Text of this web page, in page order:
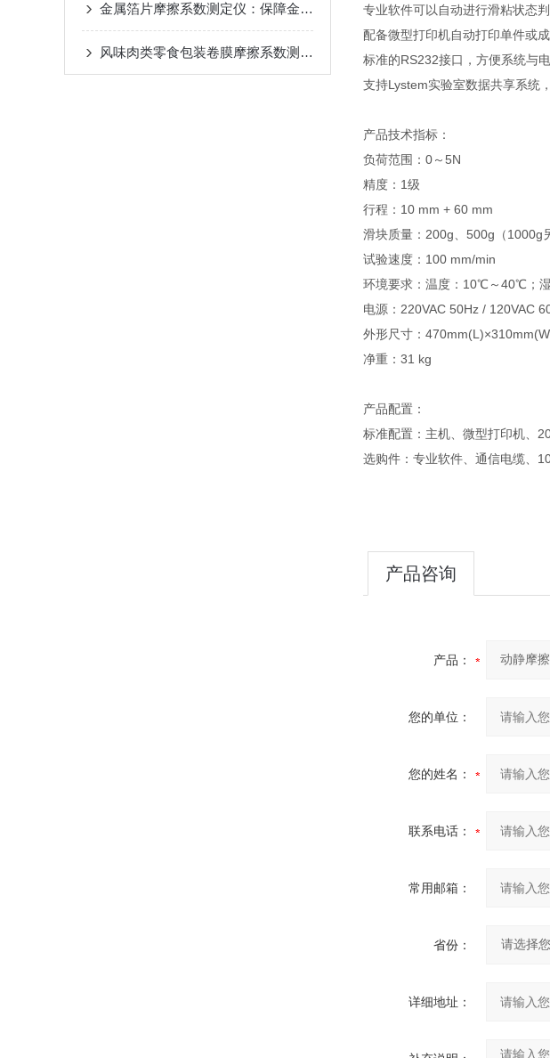
金属箔片摩擦系数测定仪：保障金属包装材料性能的关键工具
风味肉类零食包装卷膜摩擦系数测定仪：应用简介与重要性
专业软件可以自动进行滑粘状态
配备微型打印机自动打印单件或
标准的RS232接口，方便系统与
支持Lystem实验室数据共享系统
产品技术指标：
负荷范围：0～5N
精度：1级
行程：10 mm + 60 mm
滑块质量：200g、500g（1000g
试验速度：100 mm/min
环境要求：温度：10℃～40℃；
电源：220VAC 50Hz / 120VAC
外形尺寸：
净重：31 kg
产品配置：
标准配置：主机、微型打印机、
选购件：专业软件、通信电缆、
产品咨询
产品：
您的单位：
您的姓名：
联系电话：
常用邮箱：
省份：
详细地址：